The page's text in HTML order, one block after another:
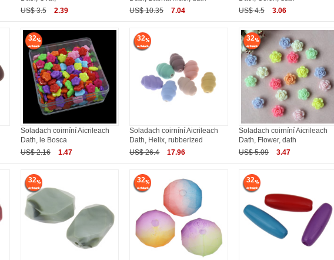
US$ 3.5
2.39
US$ 10.35
7.04
US$ 4.5
3.06
32
Soladach coirníní Aicrileach
Dath, le Bosca
US$ 2.16
1.47
32
Soladach coirníní Aicrileach
Dath, Helix, rubberized
US$ 26.4
17.96
32
Soladach coirníní Aicrileach
Dath, Flower, dath
US$ 5.09
3.47
32 32 32